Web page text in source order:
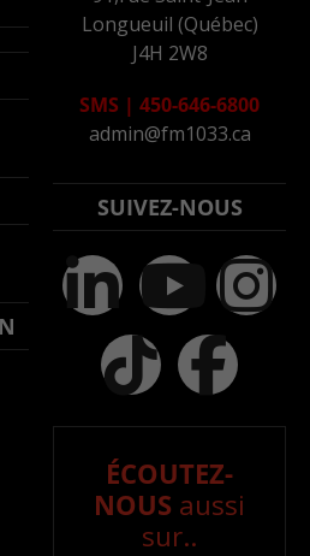
Longueuil (Québec)
J4H 2W8
SMS | 450-646-6800
admin@fm1033.ca
SUIVEZ-NOUS
ÉCOUTEZ-
NOUS aussi
sur..